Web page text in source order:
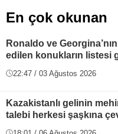
En çok okunan
Ronaldo ve
edilen konukların listesi
22:47 / 03 Ağustos 2026
Kazakistanlı gelinin
talebi herkesi şaşkına